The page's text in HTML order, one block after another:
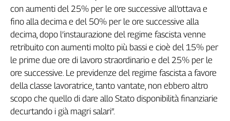
con aumenti del 25% per le ore successive all’ottava e
fino alla decima e del 50% per le ore successive alla
decima, dopo l’instaurazione del regime fascista venne
retribuito con aumenti molto più bassi e cioè del 15% per
le prime due ore di lavoro straordinario e del 25% per le
ore successive. Le previdenze del regime fascista a favore
della classe lavoratrice, tanto vantate, non ebbero altro
scopo che quello di dare allo Stato disponibilità finanziarie
decurtando i già magri salari”.